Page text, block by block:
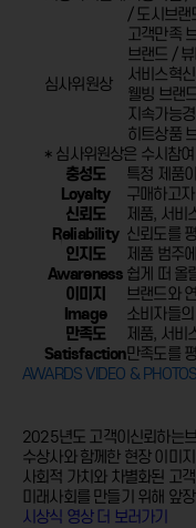
/ 도시브랜
심사위원상
고객만족
브랜드 /
서비스혁
웰빙 브랜
지속가능
히트상품
* 심사위원상은 수시참
충성도
Loyalty
특정 제품
구매하고
신뢰도
Reliability
제품, 서비
신뢰도를
인지도
Awareness
제품 범주
쉽게 떠 올
이미지
Image
브랜드와
소비자들
만족도
Satisfaction
제품, 서비
만족도를
AWARDS VIDEO & PHOTOS
2025년도 고객이신뢰하는
수상사와 함께한 현장 이미
사회적 가치와 차별화된 고
미래사회를 만들기 위해 앞
시상식 영상 더 보러가기